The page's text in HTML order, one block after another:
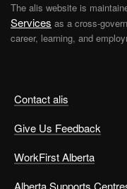
Contact alis
Give Us Feedback
WorkFirst Alberta
The alis website is
Services as a cross-
career, learning, and